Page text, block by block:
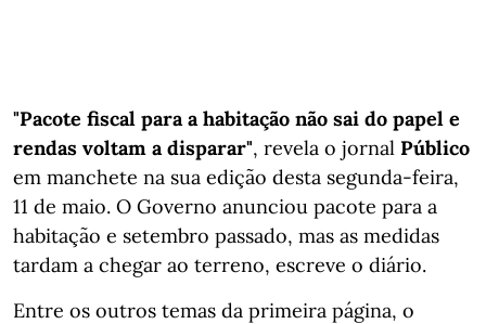
"Pacote fiscal para a habitação não sai do papel e
rendas voltam a disparar", revela o jornal Público
em manchete na sua edição desta segunda-feira,
11 de maio. O Governo anunciou pacote para a
habitação e setembro passado, mas as medidas
tardam a chegar ao terreno, escreve o diário.
Entre os outros temas da primeira página, o